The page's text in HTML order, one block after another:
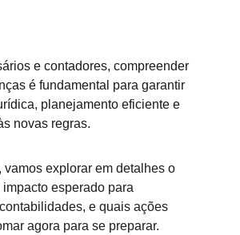
e contadores, compreender
é fundamental para garantir
planejamento eficiente e
novas regras.
vamos explorar em detalhes o
esperado para
e quais ações
agora para se preparar.